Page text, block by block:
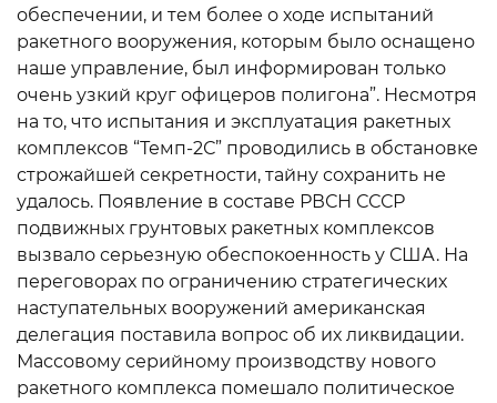
обеспечении, и тем более о ходе испытаний
ракетного вооружения, которым было оснащено
наше управление, был информирован только
очень узкий круг офицеров полигона”. Несмотря
на то, что испытания и эксплуатация ракетных
комплексов “Темп-2С” проводились в обстановке
строжайшей секретности, тайну сохранить не
удалось. Появление в составе РВСН СССР
подвижных грунтовых ракетных комплексов
вызвало серьезную обеспокоенность у США. На
переговорах по ограничению стратегических
наступательных вооружений американская
делегация поставила вопрос об их ликвидации.
Массовому серийному производству нового
ракетного комплекса помешало политическое